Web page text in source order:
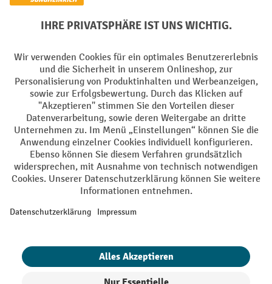
Soziale Netzwerke
Impressum Datenschutz
Barrierefreiheit Privacy Settings
Alle Preise exkl. gesetzl. Mehrwertsteuer zzgl.Versandkostenund ggf.
Nachnahmegebühren, wenn nicht anders angegeben.
¹ Der Rabatt gilt so lange der Vorrat reicht. Der Rabatt gilt nicht auf
oder Gutscheinen ist nicht möglich. | ² Der Rabatt wird einmalig bei
eingelöst werden. Die Höhe des Rabatts variiert je nach
Produktkategorie und beträgt bis zu 10 % (10 % auf Lager, Umwelt,